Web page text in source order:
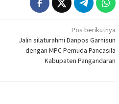
Pos berikutnya
Jalin silaturahmi Danpos Garnisun
dengan MPC Pemuda Pancasila
Kabupaten Pangandaran